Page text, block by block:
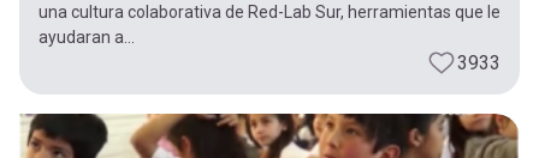
una cultura colaborativa de Red-Lab Sur, herramientas que le
ayudaran a...
3933